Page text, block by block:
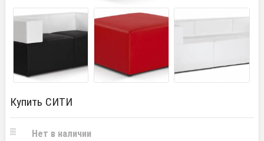
Купить СИТИ
Нет в наличии